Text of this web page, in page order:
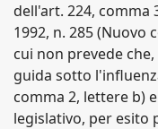
dell'art. 224, comma
1992, n. 285 (Nuovo
cui non prevede
guida sotto
comma 2, lettere b)
legislativo, per esito